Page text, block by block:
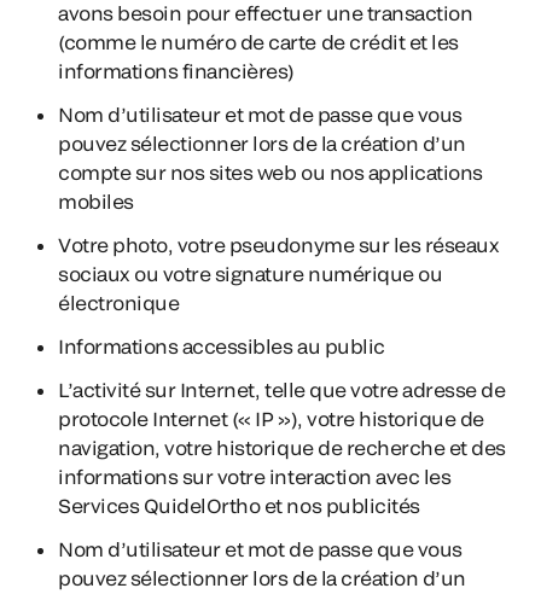
avons besoin pour effectuer une transaction
(comme le numéro de carte de crédit et les
informations financières)
Nom d’utilisateur et mot de passe que vous
pouvez sélectionner lors de la création d’un
compte sur nos sites web ou nos applications
mobiles
Votre photo, votre pseudonyme sur les réseaux
sociaux ou votre signature numérique ou
électronique
Informations accessibles au public
L’activité sur Internet, telle que votre adresse de
protocole Internet (« IP »), votre historique de
navigation, votre historique de recherche et des
informations sur votre interaction avec les
Services QuidelOrtho et nos publicités
Nom d’utilisateur et mot de passe que vous
pouvez sélectionner lors de la création d’un